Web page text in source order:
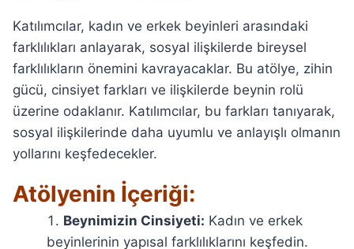
Katılımcılar, kadın ve erkek beyinleri arasındaki
farklılıkları anlayarak, sosyal ilişkilerde bireysel
farklılıkların önemini kavrayacaklar. Bu atölye, zihin
gücü, cinsiyet farkları ve ilişkilerde beynin rolü
üzerine odaklanır. Katılımcılar, bu farkları tanıyarak,
sosyal ilişkilerinde daha uyumlu ve anlayışlı olmanın
yollarını keşfedecekler.
Atölyenin İçeriği:
Beynimizin Cinsiyeti: Kadın ve erkek
beyinlerinin yapısal farklılıklarını keşfedin.